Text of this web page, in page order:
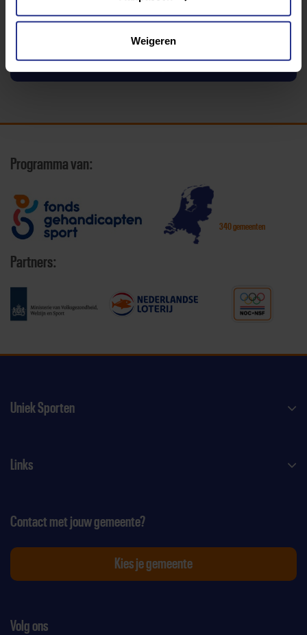
Weigeren
Sportfondsenbad Beverwijk
Terug
Programma van:
340 gemeenten
Partners:
Uniek Sporten
Links
Volg ons
Contact met jouw gemeente?
Kies je gemeente